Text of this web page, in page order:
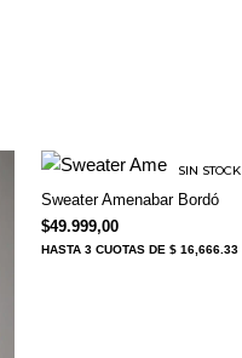
SIN STOCK
Sweater Amenabar Bordó
$49.999,00
HASTA 3 CUOTAS DE $ 16,666.33